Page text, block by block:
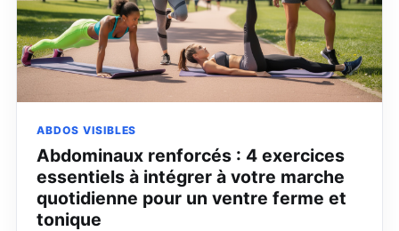
ABDOS VISIBLES
Abdominaux renforcés : 4 exercices
essentiels à intégrer à votre marche
quotidienne pour un ventre ferme et
tonique